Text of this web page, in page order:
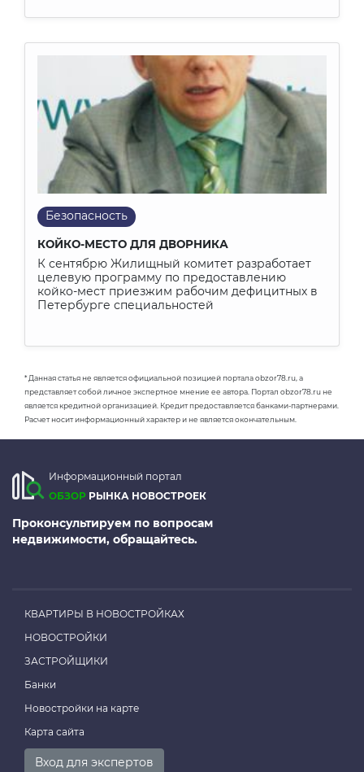
Безопасность
КОЙКО-МЕСТО ДЛЯ ДВОРНИКА
К сентябрю Жилищный комитет разработает
целевую программу по предоставлению
койко-мест приезжим рабочим дефицитных в
Петербурге специальностей
* Данная статья не является официальной позицией портала obzor78.ru, а
представляет собой личное экспертное мнение ее автора. Портал obzor78.ru не
является кредитной организацией. Кредит предоставляется банками-партнерами.
Расчет носит информационный характер и не является окончательным.
Информационный портал
ОБЗОР РЫНКА НОВОСТРОЕК
Проконсультируем по вопросам
недвижимости, обращайтесь.
КВАРТИРЫ В НОВОСТРОЙКАХ
НОВОСТРОЙКИ
ЗАСТРОЙЩИКИ
Банки
Новостройки на карте
Карта сайта
Вход для экспертов